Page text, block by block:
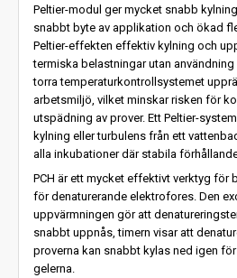
Peltier-modul ger mycket snabb
snabbt byte av applikation och ökad
Peltier-effekten effektiv kylning och
termiska belastningar utan
torra temperaturkontrollsystemet
arbetsmiljö, vilket minskar risken för
utspädning av prover. Ett Peltier-
kylning eller turbulens från ett
alla inkubationer där stabila
PCH är ett mycket effektivt verktyg för
för denaturerande elektrofores. Den
uppvärmningen gör att
snabbt uppnås, timern visar att
proverna kan snabbt kylas ned igen
gelerna.